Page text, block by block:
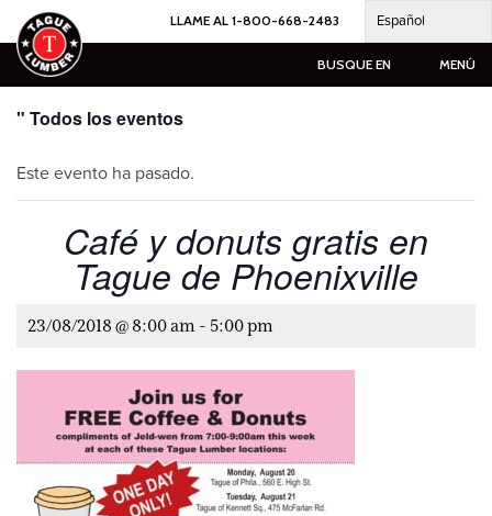
al
contenido
LLAME AL 1-800-668-2483 Español
BUSQUE EN MENÚ
" Todos los eventos
Este evento ha pasado.
Café y donuts gratis en
Tague de Phoenixville
23/08/2018 @ 8:00 am - 5:00 pm